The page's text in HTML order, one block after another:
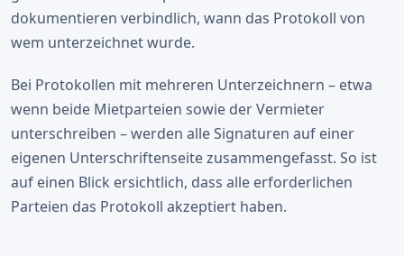
dokumentieren verbindlich, wann das Protokoll von
wem unterzeichnet wurde.
Bei Protokollen mit mehreren Unterzeichnern – etwa
wenn beide Mietparteien sowie der Vermieter
unterschreiben – werden alle Signaturen auf einer
eigenen Unterschriftenseite zusammengefasst. So ist
auf einen Blick ersichtlich, dass alle erforderlichen
Parteien das Protokoll akzeptiert haben.